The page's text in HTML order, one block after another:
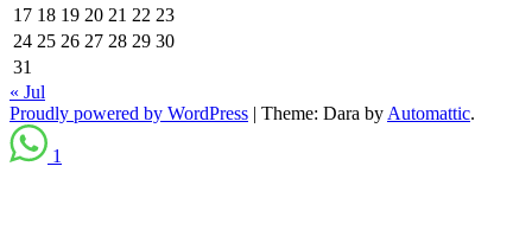
17 18 19 20 21 22 23
24 25 26 27 28 29 30
31
« Jul
Proudly powered by WordPress | Theme: Dara by Automattic.
1